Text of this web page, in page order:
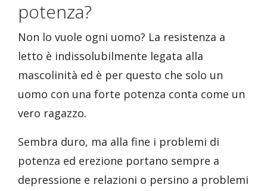
potenza?
Non lo vuole ogni uomo? La resistenza a
letto è indissolubilmente legata alla
mascolinità ed è per questo che solo un
uomo con una forte potenza conta come un
vero ragazzo.
Sembra duro, ma alla fine i problemi di
potenza ed erezione portano sempre a
depressione e relazioni o persino a problemi